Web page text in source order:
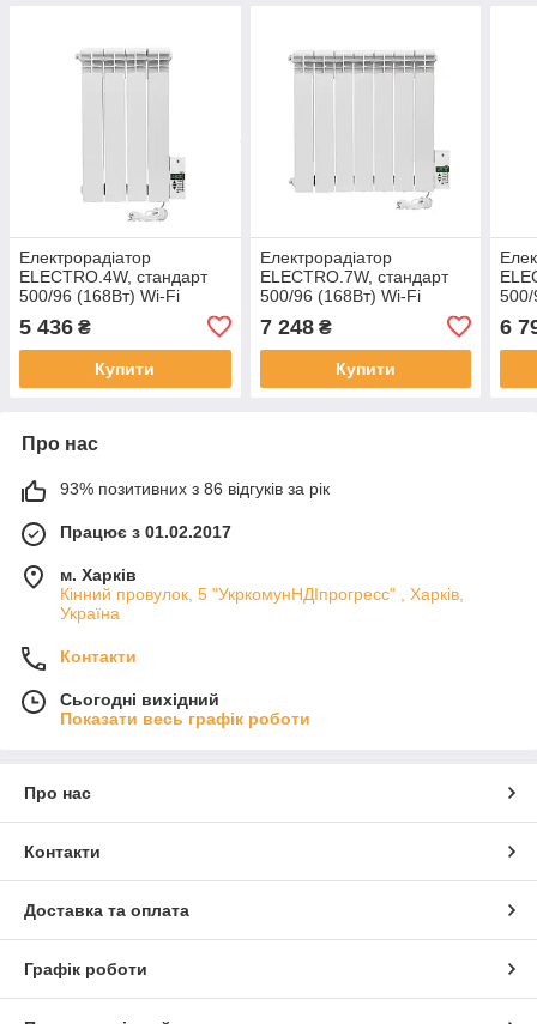
Електрорадіатор
ELECTRO.4W, стандарт
500/96 (168Вт) Wi-Fi
5 436 ₴
Купити
Електрорадіатор
ELECTRO.7W, стандарт
500/96 (168Вт) Wi-Fi
7 248₴
Купити
500/
6
Про нас
93% позитивних з 86 відгуків за рік
Працює з 01.02.2017
м. Харків
Кінний провулок, 5 "УкркомунНДІпрогресс" , Харків,
Україна
Контакти
Сьогодні вихідний
Показати весь графік роботи
Про нас
Контакти
Доставка та оплата
Графік роботи